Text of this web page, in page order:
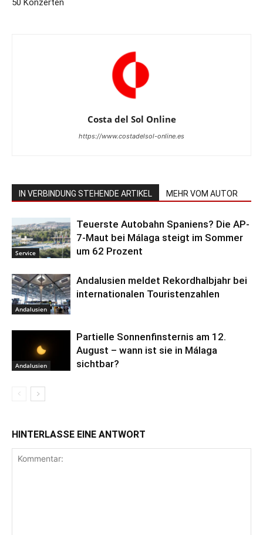
50 Konzerten
Costa del Sol Online
https://www.costadelsol-online.es
IN VERBINDUNG STEHENDE ARTIKEL MEHR VOM AUTOR
Service
Teuerste Autobahn Spaniens? Die AP-
7-Maut bei Málaga steigt im Sommer
um 62 Prozent
Andalusien
Andalusien meldet Rekordhalbjahr bei
internationalen Touristenzahlen
Andalusien
Partielle Sonnenfinsternis am 12.
August – wann ist sie in Málaga
sichtbar?
HINTERLASSE EINE ANTWORT